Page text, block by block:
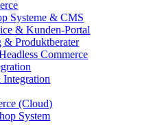
Systeme & CMS
& Kunden-Portal
& Produktberater
Commerce
(Cloud)
System